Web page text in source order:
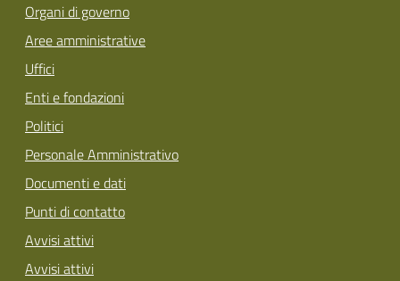
Organi di governo
Aree amministrative
Uffici
Enti e fondazioni
Politici
Personale Amministrativo
Documenti e dati
Punti di contatto
Avvisi attivi
Avvisi attivi